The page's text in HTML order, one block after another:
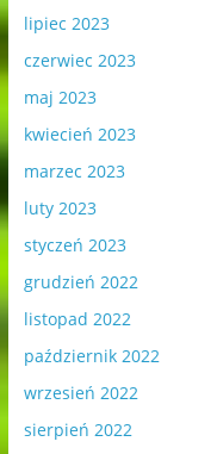
lipiec 2023
czerwiec 2023
maj 2023
kwiecień 2023
marzec 2023
luty 2023
styczeń 2023
grudzień 2022
listopad 2022
październik 2022
wrzesień 2022
sierpień 2022